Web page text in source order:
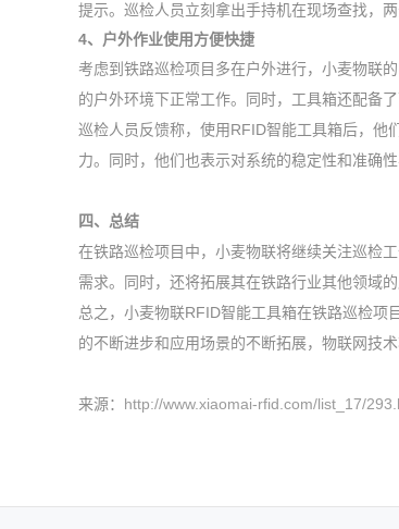
提示。巡检人员立刻拿出手持机在现场查找，
4、户外作业使用方便快捷
考虑到铁路巡检项目多在户外进行，小麦物联
的户外环境下正常工作。同时，工具箱还配备
巡检人员反馈称，使用RFID智能工具箱后，他
力。同时，他们也表示对系统的稳定性和准确
四、总结
在铁路巡检项目中，小麦物联将继续关注巡检
需求。同时，还将拓展其在铁路行业其他领域
总之，小麦物联RFID智能工具箱在铁路巡检项
的不断进步和应用场景的不断拓展，物联网技
来源： http://www.xiaomai-rfid.com/list_17/